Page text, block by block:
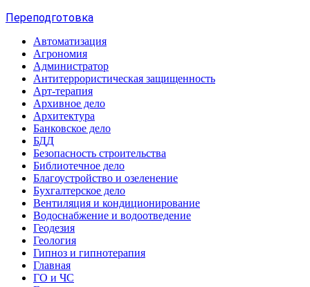
Переподготовка
Автоматизация
Агрономия
Администратор
Антитеррористическая защищенность
Арт-терапия
Архивное дело
Архитектура
Банковское дело
БДД
Безопасность строительства
Библиотечное дело
Благоустройство и озеленение
Бухгалтерское дело
Вентиляция и кондиционирование
Водоснабжение и водоотведение
Геодезия
Геология
Гипноз и гипнотерапия
Главная
ГО и ЧС